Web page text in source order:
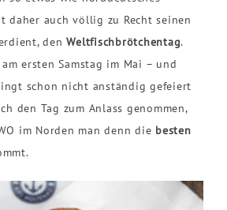
daher auch völlig zu Recht seinen
denWeltfischbrötchentag.
ersten Samstag im Mai – und
schon nicht anständig gefeiert
den Tag zum Anlass genommen,
im Norden man denn die besten